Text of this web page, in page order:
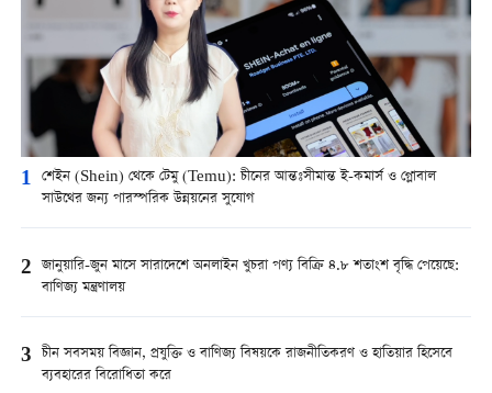
1 শেইন (Shein) থেকে টেমু (Temu): চীনের আন্তঃসীমান্ত ই-কমার্স ও গ্লোবাল
সাউথের জন্য পারস্পরিক উন্নয়নের সুযোগ
2 জানুয়ারি-জুন মাসে সারাদেশে অনলাইন খুচরা পণ্য বিক্রি ৪.৮ শতাংশ বৃদ্ধি পেয়েছে:
বাণিজ্য মন্ত্রণালয়
3 চীন সবসময় বিজ্ঞান, প্রযুক্তি ও বাণিজ্য বিষয়কে রাজনীতিকরণ ও হাতিয়ার হিসেবে
ব্যবহারের বিরোধিতা করে